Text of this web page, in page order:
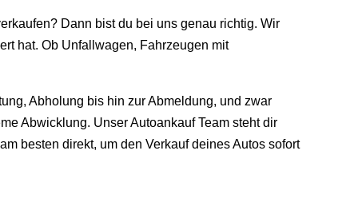
Dann bist du bei uns genau richtig. Wir
hat. Ob Unfallwagen, Fahrzeugen mit
Abholung bis hin zur Abmeldung, und zwar
Abwicklung. Unser Autoankauf Team steht dir
besten direkt, um den Verkauf deines Autos sofort